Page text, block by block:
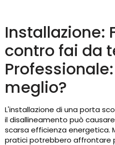
Installazione:
contro fai da
meglio?
L'installazione di una porta
il disallineamento può
scarsa efficienza energetica.
pratici potrebbero affrontare